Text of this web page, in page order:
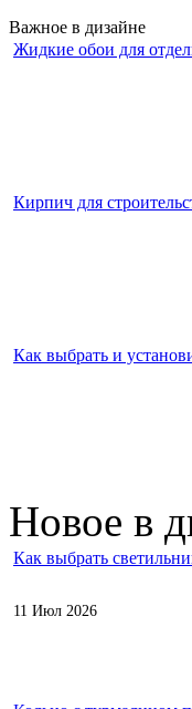
Важное в дизайне
Жидкие обои для
Кирпич для
Как выбрать и
Новое в
Как выбрать
11 Июл 2026